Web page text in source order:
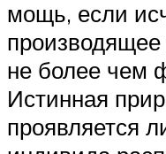
мощь, если
производящее
не более чем
Истинная
проявляется